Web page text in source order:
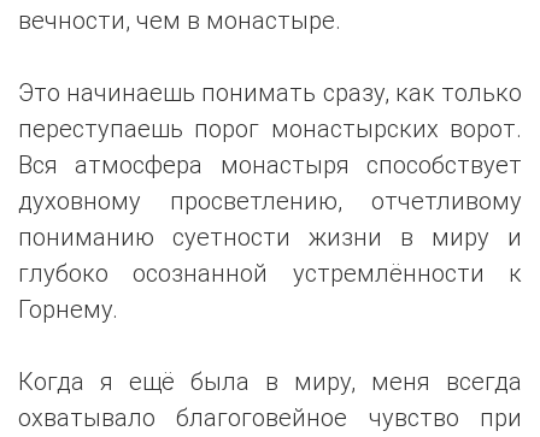
вечности, чем в монастыре.
Это начинаешь понимать сразу, как только
переступаешь порог монастырских ворот.
Вся атмосфера монастыря способствует
духовному просветлению, отчетливому
пониманию суетности жизни в миру и
глубоко осознанной устремлённости к
Горнему.
Когда я ещё была в миру, меня всегда
охватывало благоговейное чувство при